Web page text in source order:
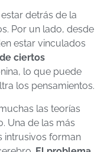
detrás de la
Por un lado, desde
estar vinculados
ciertos
lo que puede
los pensamientos.
las teorías
Una de las más
intrusivos forman